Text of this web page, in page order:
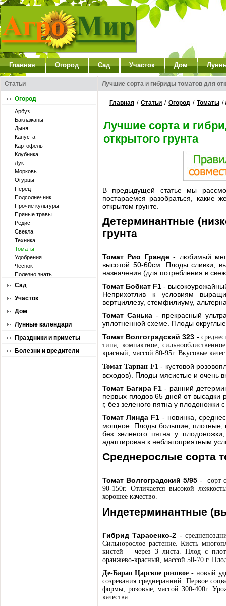
Главная Огород Сад Участок Дом
Статьи
Огород
Арбуз
Баклажаны
Дыня
Капуста
Картофель
Клубника
Лук
Морковь
Огурцы
Перец
Подсолнечник
Прочие культуры
Пряные травы
Редис
Свекла
Техника
Томаты
Удобрения
Чеснок
Полезно знать
Сад
Участок
Дом
Лунные календари
Праздники и приметы
Болезни и вредители
Лучшие сорта и гибриды томатов для
Главная / Статьи / Огород / Томаты /
Лучшие сорта и
открытого грунта
В предыдущей статье мы
постараемся разобраться,
открытом грунте.
Детерминантные
грунта
Томат Рио Гранде- любимый
высотой 50-60см. Плоды сливки,
назначения (для потребления в
Томат Бобкат F1 -
Неприхотлив к условиям
вертциллезу, стемфилиуму,
Томат Санька - прекрасный
уплотненной схеме. Плоды
Томат Волгоградский 323 -
типа, компактное,
красный, массой 80-95г. Вкусовые
Томат Тарпан F1 - кустовой
всходов). Плоды мясистые и очень
Томат Багира F1 - ранний
первых плодов 65 дней от
г, без зеленого пятна у
Томат Линда F1 - новинка,
мощное. Плоды большие, плотные,
без зеленого пятна у
адаптирован к неблагоприятным
Среднерослые сорта
Томат Волгоградский 5/95 - сорт
90-150г. Отличается высокой
хорошее качество.
Индетерминантные
Гибрид Тарасенко-2 -
Сильнорослое растение. Кисть
кистей – через 3 листа. Плод с
оранжево-красный, массой 50-70 г.
Де-Барао Царское розовое- новый
созревания среднеранний. Первое
формы, розовые, массой 300-400г.
качества.